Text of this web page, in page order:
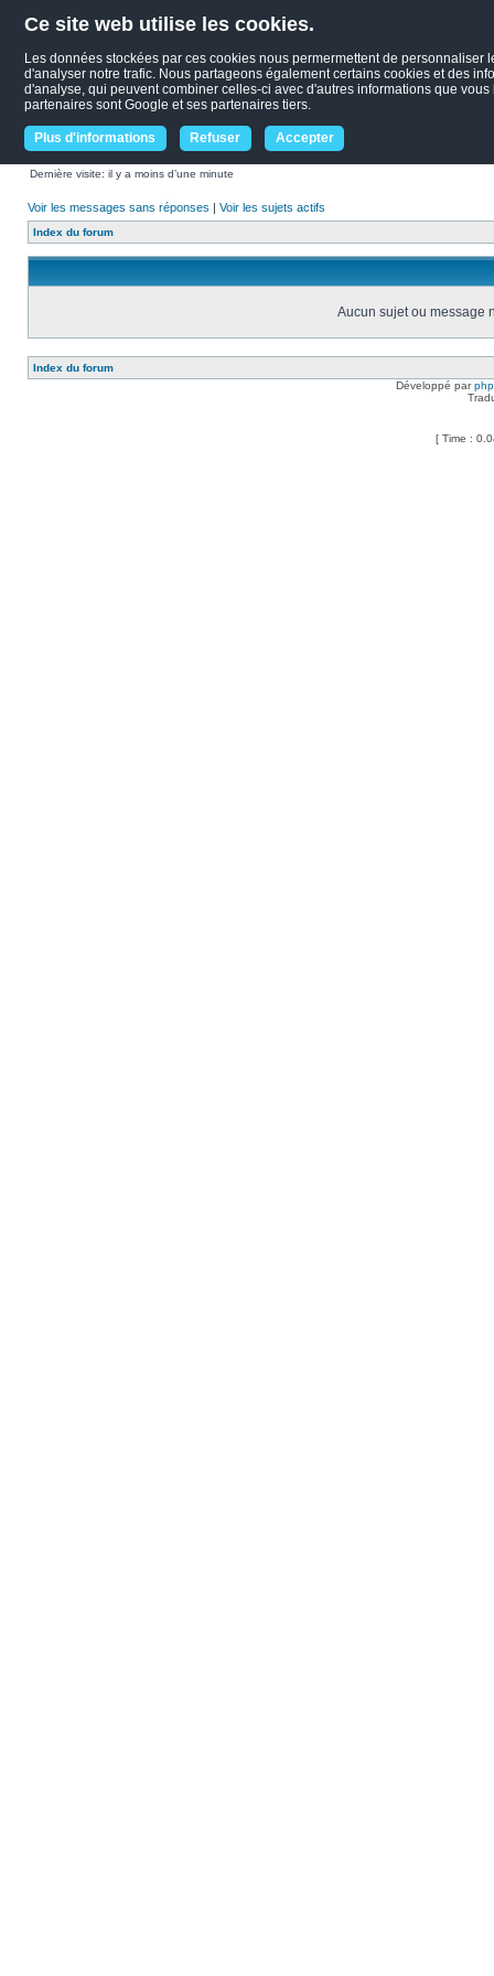
Ce site web utilise les cookies.
Les données stockées par ces cookies nous permermettent de
d'analyser notre trafic. Nous partageons également certains cookies et des
d'analyse, qui peuvent combiner celles-ci avec d'autres informations que
partenaires sont Google et ses partenaires tiers.
Plus d'informations Refuser Accepter
Dernière visite: il y a moins d’une minute
Voir les messages sans réponses | Voir les sujets actifs
Index du forum
Aucun sujet ou message
Index du forum
Développé par
[ Time :